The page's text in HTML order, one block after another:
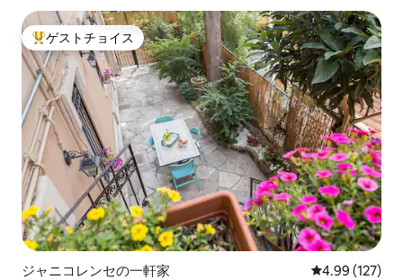
大好評のゲストチョイスです。
ゲストチョイス
ジャニコレンセの一軒家 レビュー127
4.99 (127)